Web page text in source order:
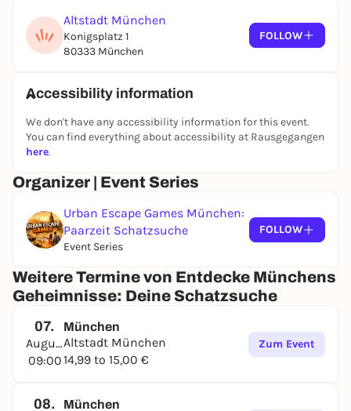
Altstadt München
Konigsplatz 1
80333 München
FOLLOW
Accessibility information
We don't have any accessibility information for this event.
You can find everything about accessibility at Rausgegangen
here.
Organizer | Event Series
Urban Escape Games München:
Paarzeit Schatzsuche
Event Series
FOLLOW
Weitere Termine von Entdecke Münchens
Geheimnisse: Deine Schatzsuche
07.
August
09:00
München
Altstadt München
14,99 to 15,00 €
Zum Event
08. München